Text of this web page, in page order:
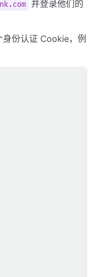
并登录他们的
份认证 Cookie，例